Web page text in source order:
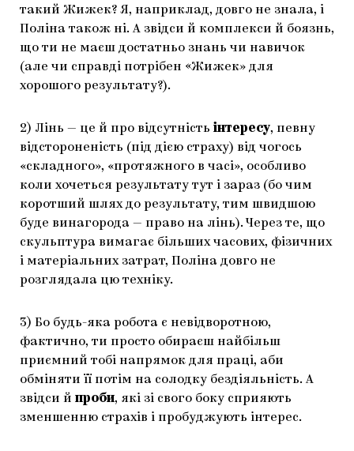
такий Жижек? Я, наприклад, довго не знала, і
Поліна також ні. А звідси й комплекси й боязнь,
що ти не маєш достатньо знань чи навичок
(але чи справді потрібен «Жижек» для
хорошого результату?).
2) Лінь — це й про відсутність інтересу, певну
відстороненість (під дією страху) від чогось
«складного», «протяжного в часі», особливо
коли хочеться результату тут і зараз (бо чим
коротший шлях до результату, тим швидшою
буде винагорода — право на лінь). Через те, що
скульптура вимагає більших часових, фізичних
і матеріальних затрат, Поліна довго не
розглядала цю техніку.
3) Бо будь-яка робота є невідворотною,
фактично, ти просто обираєш найбільш
приємний тобі напрямок для праці, аби
обміняти її потім на солодку бездіяльність. А
звідси й проби, які зі свого боку сприяють
зменшенню страхів і пробуджують інтерес.